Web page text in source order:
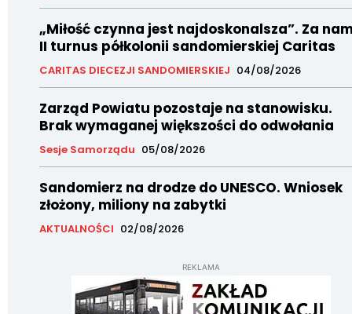
„Miłość czynna jest najdoskonalsza”. Za
II turnus półkolonii sandomierskiej Caritas
CARITAS DIECEZJI SANDOMIERSKIEJ 04/08/2026
Zarząd Powiatu pozostaje na stanowisku.
Brak wymaganej większości do odwołania
Sesje Samorządu 05/08/2026
Sandomierz na drodze do UNESCO. Wniosek
złożony, miliony na zabytki
AKTUALNOŚCI 02/08/2026
REKLAMA